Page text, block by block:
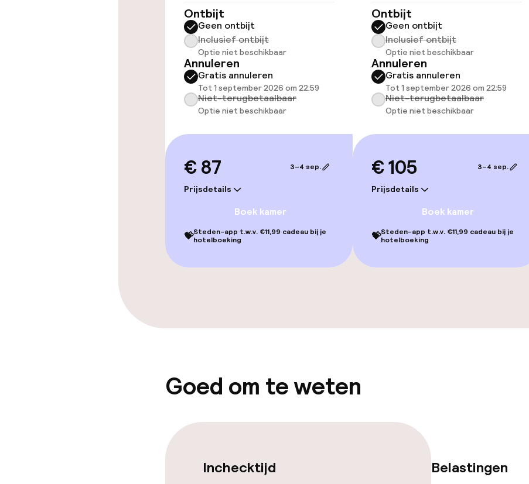
Kamers
Familiekamers beschikbaar
Voor toegankelijkheid
geoptimaliseerde kamers
beschikbaar
Zwemmen & wellness
Ligstoelen
Solarium
Spa behandelingen
Massage
Eet- en drinkgelegenheden
Ontbijt
Geen ontbijt
Inclusief ontbijt
Optie niet beschikbaar
Annuleren
Gratis annuleren
Tot 1 september 2026 om 22:59
Niet-terugbetaalbaar
Optie niet beschikbaar
€ 87
Prijsdetails
3–4 sep.
Boek kamer
💝Steden-app t.w.v. €11,99 cadeau bij je
hotelboeking
Ontbijt
Geen ontbijt
Inclusief ontbijt
Optie niet beschikbaar
Annuleren
Gratis annuleren
Tot 1 september 2026 om 22:59
Niet-terugbetaalbaar
Optie niet beschikbaar
€ 105
Prijsdetails
3–4 sep.
Boek kamer
💝Steden-app t.w.v. €11,99 cadeau bij je
hotelboeking
Goed om te weten
Inchecktijd Belastingen